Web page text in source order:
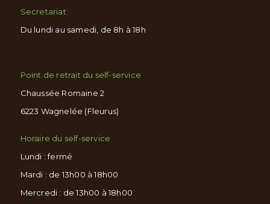
Secretariat
Du lundi au samedi, de 8h à 18h
Point de retrait du self-service
Chaussée Romaine 2
6223 Wagnelée (Fleurus)
Horaire du self-service
Lundi : fermé
Mardi : de 13h00 à 18h00
Mercredi : de 13h00 à 18h00